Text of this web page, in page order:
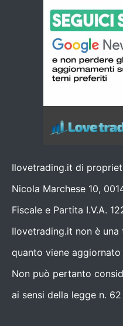
Ilovetrading.it di
Nicola Marchese 10,
Fiscale e Partita I.V.A.
Ilovetrading.it non è
quanto viene
Non può pertanto
ai sensi della legge n.